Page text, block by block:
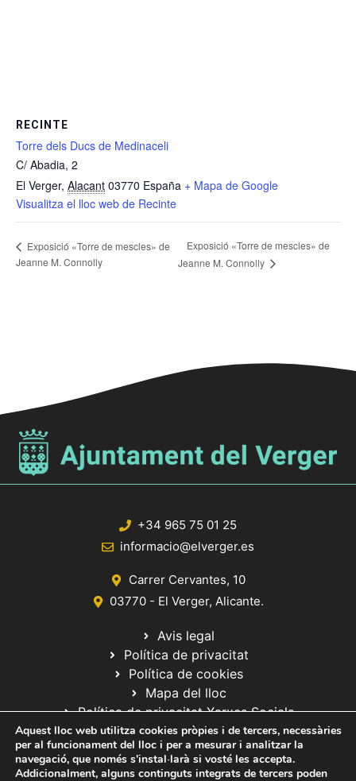
RECINTE
Torre dels Ducs de Medinaceli
C/ Abadia, 2
El Verger, Alacant 03770 España + Mapa de Google
Visualitza el lloc web de Recinte
Exposició «Torre de mescles» de
Jeanne M. Connolly
Exposició «Torre de mescles» de
Jeanne M. Connolly
+34 965 75 01 25
informacio@elverger.es
Carrer Cervantes, 10
03770 - El Verger, Alicante.
Avis legal
Política de privacitat
Política de cookies
Mapa del lloc
Política de privacitat Xarxes Socials
Aquest lloc web utilitza cookies pròpies i de tercers, necessàries
per al funcionament del lloc i per a mesurar i analitzar la
navegació, que només s'instal·larà si vosté les accepta.
Addicionalment, alguns continguts integrats de tercers poden